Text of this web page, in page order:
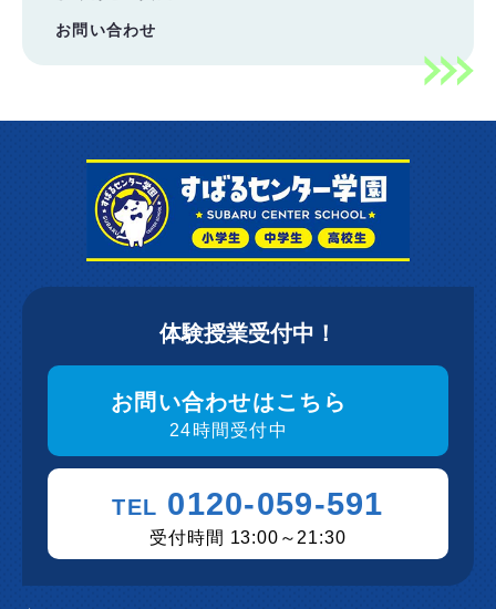
お問い合わせ
体験授業受付中！
お問い合わせはこちら
24時間受付中
TEL 0120-059-591
受付時間 13:00～21:30